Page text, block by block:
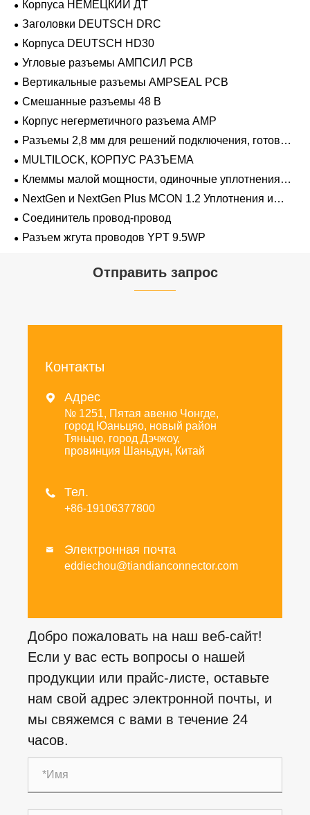
Корпуса НЕМЕЦКИЙ ДТ
Заголовки DEUTSCH DRC
Корпуса DEUTSCH HD30
Угловые разъемы АМПСИЛ PCB
Вертикальные разъемы AMPSEAL PCB
Смешанные разъемы 48 В
Корпус негерметичного разъема AMP
Разъемы 2,8 мм для решений подключения, готовых
к напряжению 48 В
MULTILOCK, КОРПУС РАЗЪЕМА
Клеммы малой мощности, одиночные уплотнения
проводов 1,2 мм-2,8 мм
NextGen и NextGen Plus MCON 1.2 Уплотнения и
заглушки для полостей с одинарной проволокой с
замком-копьем
Соединитель провод-провод
Разъем жгута проводов YPT 9.5WP
Отправить запрос
Контакты
 Адрес
№ 1251, Пятая авеню Чонгде,
город Юаньцяо, новый район
Тяньцю, город Дэчжоу,
провинция Шаньдун, Китай
 Тел.
+86-19106377800
 Электронная почта
eddiechou@tiandianconnector.com
Добро пожаловать на наш веб-сайт!
Если у вас есть вопросы о нашей
продукции или прайс-листе, оставьте
нам свой адрес электронной почты, и
мы свяжемся с вами в течение 24
часов.